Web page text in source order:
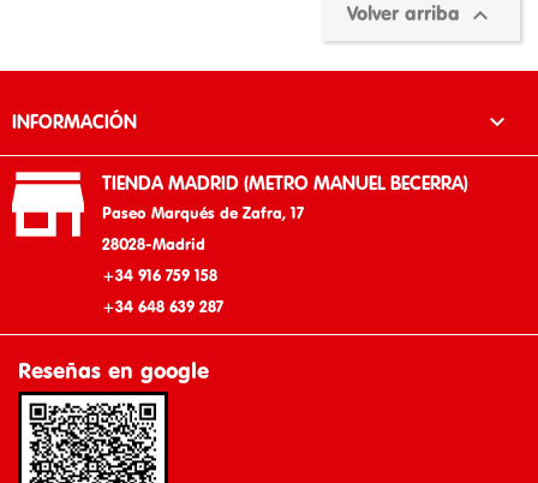
Volver arriba 
INFORMACIÓN 
 TIENDA MADRID (METRO MANUEL BECERRA)
Paseo Marqués de Zafra, 17
28028-Madrid
+34 916 759 158
+34 648 639 287
Reseñas en google